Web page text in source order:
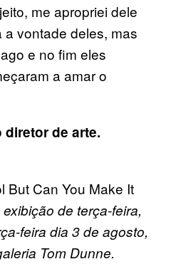
me apropriei dele
a vontade deles, mas
e no fim eles
a amar o
de arte.
But Can You Make It
de terça-feira,
feira dia 3 de agosto,
Tom Dunne.